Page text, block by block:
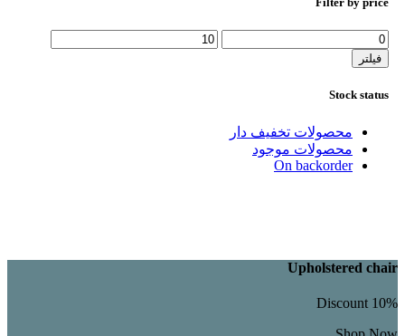
حداقل
قیمت
حداکثر
فیلتر
Stock status
محصولات تخفیف دار
محصولات موجود
On backorder
Upholstered chair
Discount 10%